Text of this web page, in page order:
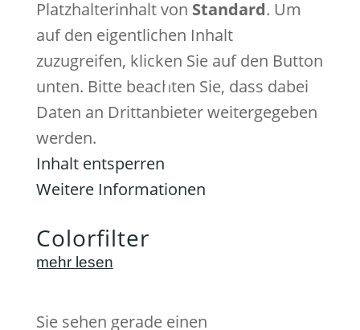
Platzhalterinhalt von Standard. Um
auf den eigentlichen Inhalt
zuzugreifen, klicken Sie auf den Button
unten. Bitte beachten Sie, dass dabei
Daten an Drittanbieter weitergegeben
werden.
Inhalt entsperren
Weitere Informationen
Colorfilter
mehr lesen
Sie sehen gerade einen